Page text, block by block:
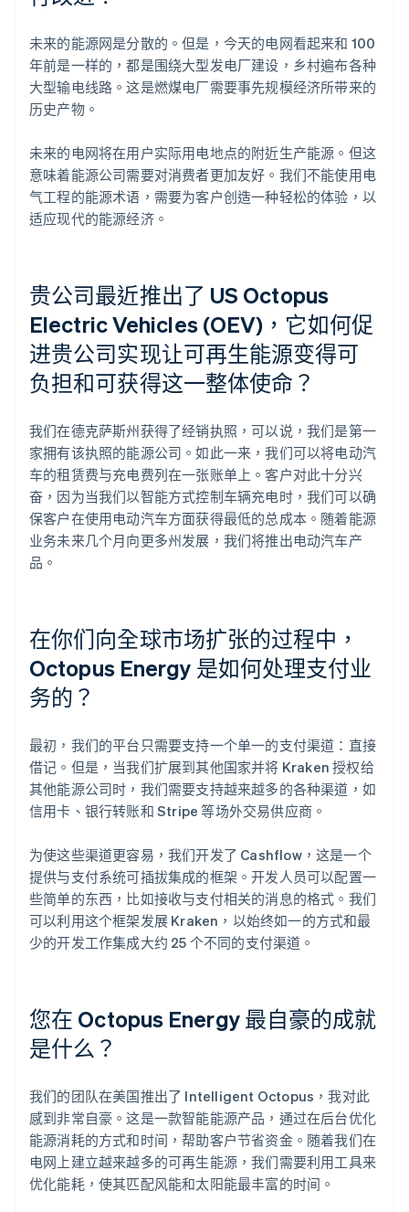
未来的能源网是分散的。但是，今天的电网看起来和 100
年前是一样的，都是围绕大型发电厂建设，乡村遍布各种
大型输电线路。这是燃煤电厂需要事先规模经济所带来的
历史产物。
未来的电网将在用户实际用电地点的附近生产能源。但这
意味着能源公司需要对消费者更加友好。我们不能使用电
气工程的能源术语，需要为客户创造一种轻松的体验，以
适应现代的能源经济。
贵公司最近推出了 US Octopus
Electric Vehicles (OEV)，它如何促
进贵公司实现让可再生能源变得可
负担和可获得这一整体使命？
我们在德克萨斯州获得了经销执照，可以说，我们是第一
家拥有该执照的能源公司。如此一来，我们可以将电动汽
车的租赁费与充电费列在一张账单上。客户对此十分兴
奋，因为当我们以智能方式控制车辆充电时，我们可以确
保客户在使用电动汽车方面获得最低的总成本。随着能源
业务未来几个月向更多州发展，我们将推出电动汽车产
品。
在你们向全球市场扩张的过程中，
Octopus Energy 是如何处理支付业
务的？
最初，我们的平台只需要支持一个单一的支付渠道：直接
借记。但是，当我们扩展到其他国家并将 Kraken 授权给
其他能源公司时，我们需要支持越来越多的各种渠道，如
信用卡、银行转账和 Stripe 等场外交易供应商。
为使这些渠道更容易，我们开发了 Cashflow，这是一个
提供与支付系统可插拔集成的框架。开发人员可以配置一
些简单的东西，比如接收与支付相关的消息的格式。我们
可以利用这个框架发展 Kraken，以始终如一的方式和最
少的开发工作集成大约 25 个不同的支付渠道。
您在 Octopus Energy 最自豪的成就
是什么？
我们的团队在美国推出了 Intelligent Octopus，我对此
感到非常自豪。这是一款智能能源产品，通过在后台优化
能源消耗的方式和时间，帮助客户节省资金。随着我们在
电网上建立越来越多的可再生能源，我们需要利用工具来
优化能耗，使其匹配风能和太阳能最丰富的时间。